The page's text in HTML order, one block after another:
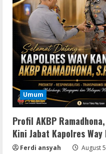
Umum
Profil AKBP
Kini Jabat Kapolres Way
Ferdi ansyah August